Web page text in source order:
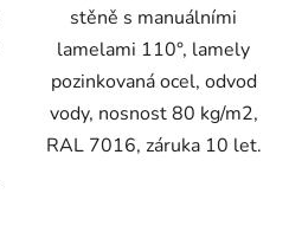
stěně s manuálními
lamelami 110°, lamely
pozinkovaná ocel, odvod
vody, nosnost 80 kg/m2,
RAL 7016, záruka 10 let.